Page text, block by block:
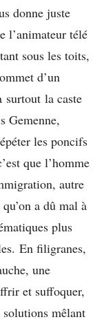
donne juste
l’animateur télé
sous les toits,
d’un
la caste
Gemenne,
les poncifs
que l’homme
autre
a dû mal à
plus
En filigranes,
une
et suffoquer,
solutions mêlant